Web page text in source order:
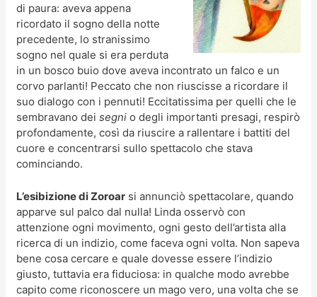
di paura: aveva appena
ricordato il sogno della notte
precedente, lo stranissimo
sogno nel quale si era perduta
in un bosco buio dove aveva incontrato un falco e un
corvo parlanti! Peccato che non riuscisse a ricordare il
suo dialogo con i pennuti! Eccitatissima per quelli che le
sembravano deisegni o degli importanti presagi, respirò
profondamente, così da riuscire a rallentare i battiti del
cuore e concentrarsi sullo spettacolo che stava
cominciando.
L’esibizione di Zoroar si annunciò spettacolare, quando
apparve sul palco dal nulla! Linda osservò con
attenzione ogni movimento, ogni gesto dell’artista alla
ricerca di un indizio, come faceva ogni volta. Non sapeva
bene cosa cercare e quale dovesse essere l’indizio
giusto, tuttavia era fiduciosa: in qualche modo avrebbe
capito come riconoscere un mago vero, una volta che se